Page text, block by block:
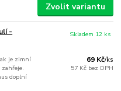
Zvolit variantu
-
je zimní
zahřeje.
doplní
69 Kč/ks
57 Kč bez DPH
Skladem 12 ks